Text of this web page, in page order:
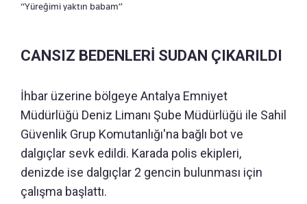
“Yüreğimi yaktın babam”
CANSIZ BEDENLERİ SUDAN ÇIKARILDI
İhbar üzerine bölgeye Antalya Emniyet
Müdürlüğü Deniz Limanı Şube Müdürlüğü ile Sahil
Güvenlik Grup Komutanlığı'na bağlı bot ve
dalgıçlar sevk edildi. Karada polis ekipleri,
denizde ise dalgıçlar 2 gencin bulunması için
çalışma başlattı.